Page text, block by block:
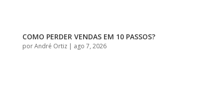
COMO PERDER VENDAS EM 10 PASSOS?
porAndré Ortiz| ago 7, 2026